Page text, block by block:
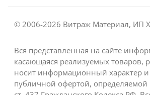
© 2006-2026 Витраж Материал, ИП
Вся представленная на сайте
касающаяся реализуемых товаров,
носит информационный характер и
публичной офертой,